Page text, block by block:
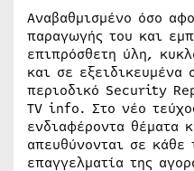
Αναβαθμισμένο όσο
παραγωγής του και
επιπρόσθετη ύλη,
και σε εξειδικευμένα
περιοδικό Security
TV info. Στο νέο
ενδιαφέροντα θέματα
απευθύνονται σε κάθε
επαγγελματία της